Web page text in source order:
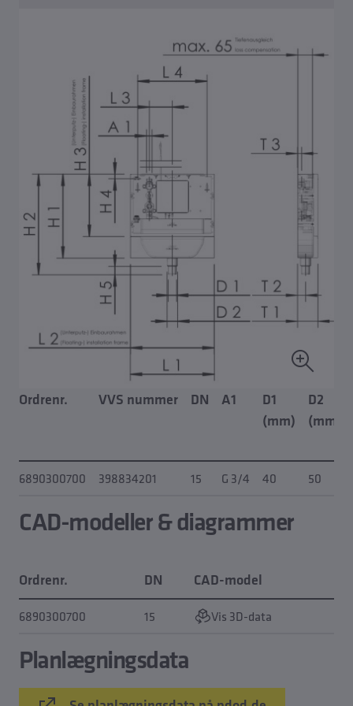
Ordrenr. VVS nummer DN A1
D1
(mm)
D2
(mm)
6890300700 398834201 15 G 3/4 40 50
CAD-modeller & diagrammer
Ordrenr. DN CAD-model
6890300700 15 Vis 3D-data
Planlægningsdata